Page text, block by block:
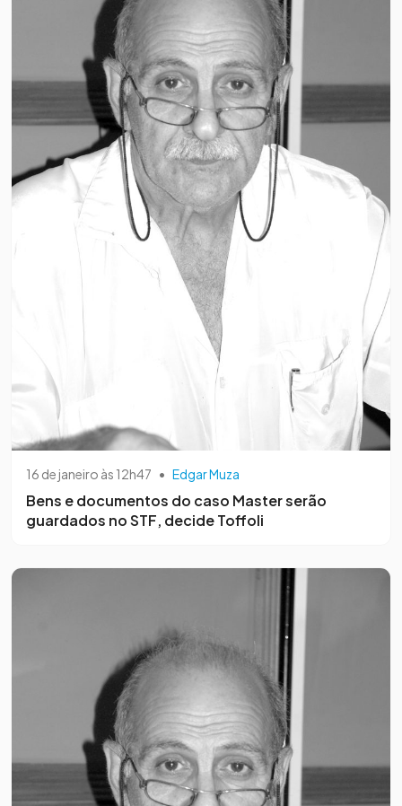
16 de janeiro às 12h47 • Edgar Muza
Bens e documentos do caso Master serão
guardados no STF, decide Toffoli